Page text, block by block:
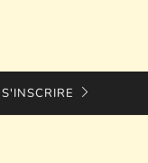
S'INSCRIRE